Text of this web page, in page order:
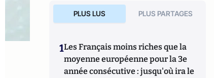
PLUS LUS PLUS PARTAGES
1Les Français moins riches que la
moyenne européenne pour la 3e
année consécutive : jusqu'où ira le